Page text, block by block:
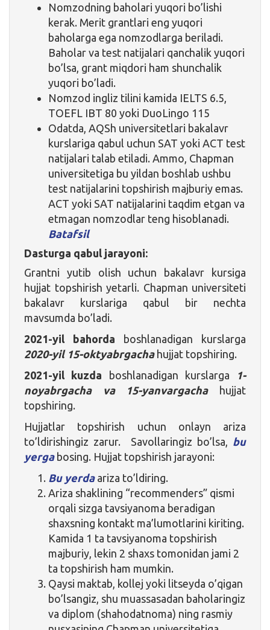
Nomzodning baholari yuqori bo’lishi
kerak. Merit grantlari eng yuqori
baholarga ega nomzodlarga beriladi.
Baholar va test natijalari qanchalik yuqori
bo’lsa, grant miqdori ham shunchalik
yuqori bo’ladi.
Nomzod ingliz tilini kamida IELTS 6.5,
TOEFL IBT 80 yoki DuoLingo 115
Odatda, AQSh universitetlari bakalavr
kurslariga qabul uchun SAT yoki ACT test
natijalari talab etiladi. Ammo, Chapman
universitetiga bu yildan boshlab ushbu
test natijalarini topshirish majburiy emas.
ACT yoki SAT natijalarini taqdim etgan va
etmagan nomzodlar teng hisoblanadi.
Batafsil
Dasturga qabul jarayoni:
Grantni yutib olish uchun bakalavr kursiga
hujjat topshirish yetarli. Chapman universiteti
bakalavr kurslariga qabul bir nechta
mavsumda bo’ladi.
2021-yil bahorda boshlanadigan kurslarga
2020-yil 15-oktyabrgachahujjat topshiring.
2021-yil kuzda boshlanadigan kurslarga
1-
noyabrgacha va 15-yanvargachahujjat
topshiring.
Hujjatlar topshirish uchun onlayn ariza
to’ldirishingiz zarur. Savollaringiz bo’lsa, bu
yergabosing. Hujjat topshirish jarayoni:
Bu yerdaariza to’ldiring.
Ariza shaklining “recommenders” qismi
orqali sizga tavsiyanoma beradigan
shaxsning kontakt ma’lumotlarini kiriting.
Kamida 1 ta tavsiyanoma topshirish
majburiy, lekin 2 shaxs tomonidan jami 2
ta topshirish ham mumkin.
Qaysi maktab, kollej yoki litseyda o’qigan
bo’lsangiz, shu muassasadan baholaringiz
va diplom (shahodatnoma) ning rasmiy